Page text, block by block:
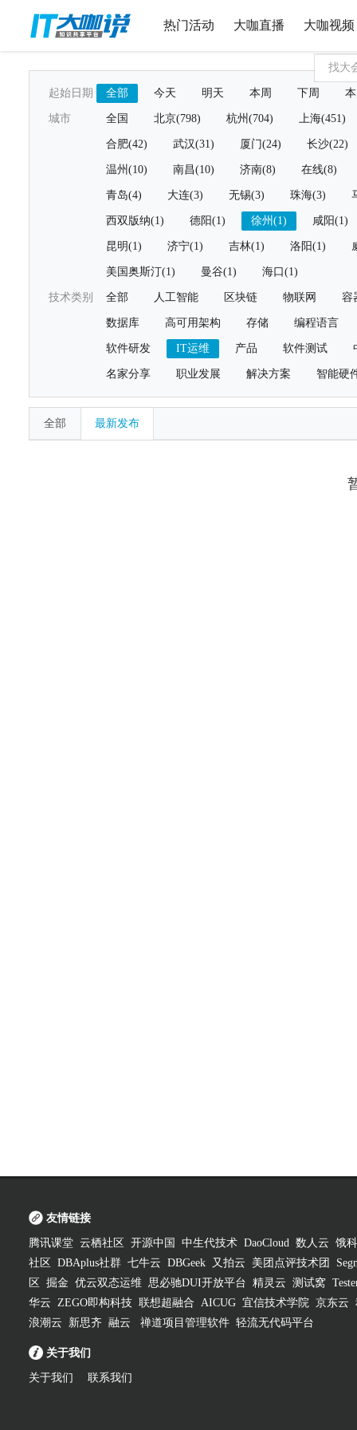
热门活动 大咖直播 大咖视频
起始日期 全部 今天 明天 本周 下周
城市 全国 北京(798) 杭州(704) 上海(451)
合肥(42) 武汉(31) 厦门(24) 长沙(22)
温州(10) 南昌(10) 济南(8) 在线(8)
青岛(4) 大连(3) 无锡(3) 珠海(3)
西双版纳(1) 德阳(1) 徐州(1) 咸阳(1)
昆明(1) 济宁(1) 吉林(1) 洛阳(1)
美国奥斯汀(1) 曼谷(1) 海口(1)
技术类别 全部 人工智能 区块链 物联网 容
数据库 高可用架构 存储 编程语言
软件研发 IT运维 产品 软件测试
名家分享 职业发展 解决方案 智能硬
全部 最新发布
友情链接
腾讯课堂 云栖社区 开源中国 中生代技术 DaoCloud 数人云 饿
社区
DBAplus社群 七牛云 DBGeek 又拍云 美团点评技术团
区
掘金 优云双态运维 思必驰DUI开放平台 精灵云 测试窝
华云 ZEGO即构科技 联想超融合 AICUG 宜信技术学院 京东云
浪潮云
新思齐 融云 禅道项目管理软件 轻流无代码平台
关于我们
关于我们 联系我们